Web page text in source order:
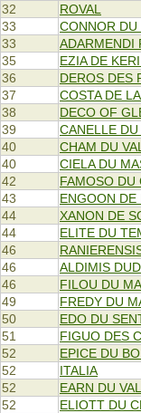
32
ROVAL
33
CONNOR DU
33
ADARMENDI
35
EZIA DE
36
DEROS DES
37
COSTA DE
38
DECO OF
39
CANELLE
40
CHAM DU
40
CIELA DU
42
FAMOSO DU
43
ENGOON
44
XANON DE
44
ELITE DU
46
46
ALDIMIS
46
FILOU DU
49
FREDY DU
50
EDO DU
51
FIGUO DES
52
EPICE DU
52
ITALIA
52
EARN DU
52
ELIOTT DU